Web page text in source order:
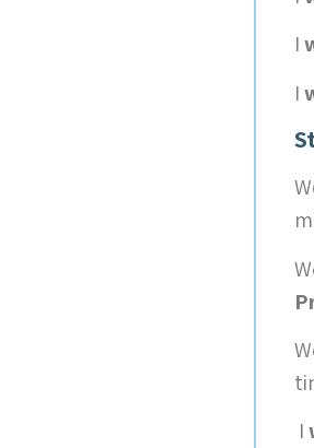
I
I
I